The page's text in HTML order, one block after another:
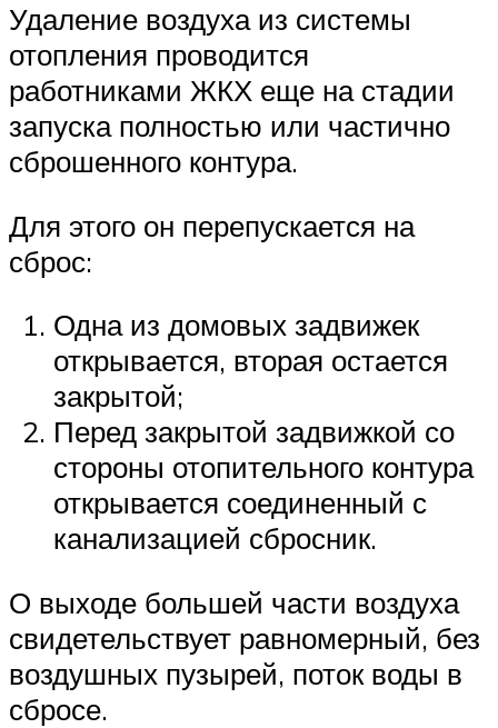
Удаление воздуха из системы
отопления проводится
работниками ЖКХ еще на стадии
запуска полностью или частично
сброшенного контура.
Для этого он перепускается на
сброс:
Одна из домовых задвижек
открывается, вторая остается
закрытой;
Перед закрытой задвижкой со
стороны отопительного контура
открывается соединенный с
канализацией сбросник.
О выходе большей части воздуха
свидетельствует равномерный, без
воздушных пузырей, поток воды в
сбросе.